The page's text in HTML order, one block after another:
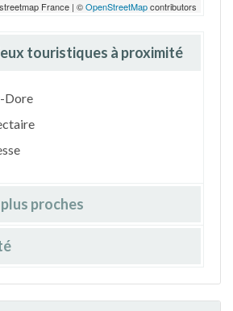
France | ©OpenStreetMapcontributors
touristiques à proximité
Dore
proches